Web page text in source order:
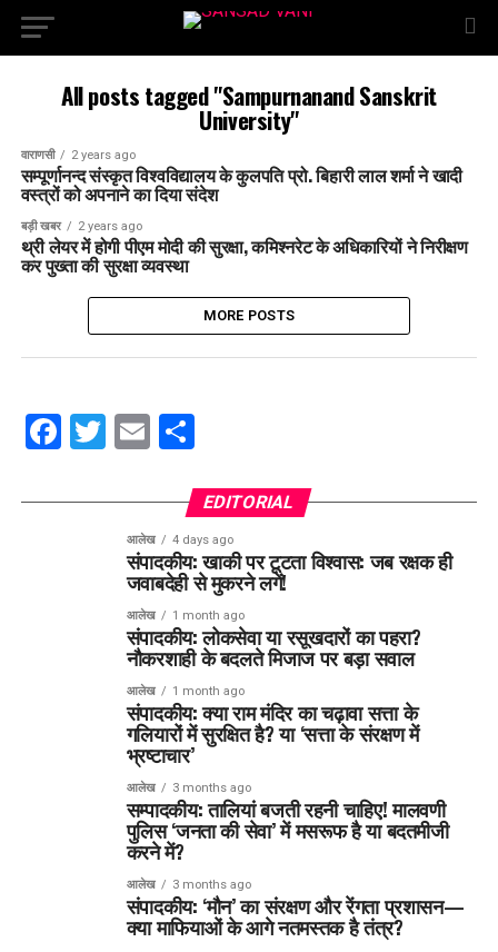
All posts tagged "Sampurnanand Sanskrit
University"
वाराणसी 2 years ago
सम्पूर्णानन्द संस्कृत विश्वविद्यालय के कुलपति प्रो. बिहारी लाल शर्मा ने खादी
वस्त्रों को अपनाने का दिया संदेश
बड़ी खबर 2 years ago
थ्री लेयर में होगी पीएम मोदी की सुरक्षा, कमिश्नरेट के अधिकारियों ने निरीक्षण
कर पुख्ता की सुरक्षा व्यवस्था
MORE POSTS
Facebook
Twitter
EmailShare
EDITORIAL
आलेख 4 days ago
संपादकीय: खाकी पर टूटता विश्वास: जब रक्षक ही
जवाबदेही से मुकरने लगें!
आलेख 1 month ago
संपादकीय: लोकसेवा या रसूखदारों का पहरा?
नौकरशाही के बदलते मिजाज पर बड़ा सवाल
आलेख 1 month ago
संपादकीय: क्या राम मंदिर का चढ़ावा सत्ता के
गलियारों में सुरक्षित है? या ‘सत्ता के संरक्षण में
भ्रष्टाचार’
आलेख 3 months ago
सम्पादकीय: तालियां बजती रहनी चाहिए! मालवणी
पुलिस ‘जनता की सेवा’ में मसरूफ है या बदतमीजी
करने में?
आलेख 3 months ago
संपादकीय: ‘मौन’ का संरक्षण और रेंगता प्रशासन—
क्या माफियाओं के आगे नतमस्तक है तंत्र?